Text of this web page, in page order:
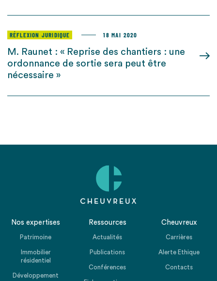
RÉFLEXION JURIDIQUE 18 MAI 2020
M. Raunet : « Reprise des chantiers : une
ordonnance de sortie sera peut être
nécessaire »
Nos expertises
Patrimoine
Immobilier
résidentiel
Développement
Ressources
Actualités
Publications
Conférences
Cheuvreux
Carrières
Alerte Ethique
Contacts